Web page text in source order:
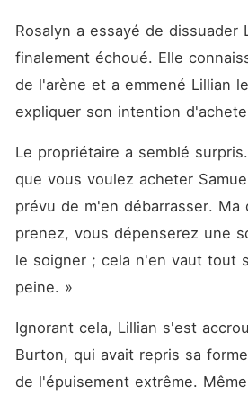
Rosalyn a essayé de dissuader
finalement échoué. Elle
de l'arène et a emmené Lillian
expliquer son intention
Le propriétaire a semblé
que vous voulez acheter
prévu de m'en débarrasser. Ma
prenez, vous dépenserez une
le soigner ; cela n'en vaut tout
peine. »
Ignorant cela, Lillian s'est
Burton, qui avait repris sa
de l'épuisement extrême.